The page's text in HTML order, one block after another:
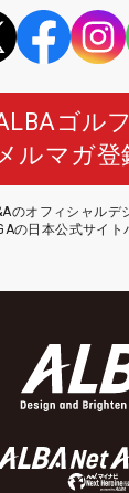
ゴル
ルマガ登
のオフィシャルデ
の日本公式サイト